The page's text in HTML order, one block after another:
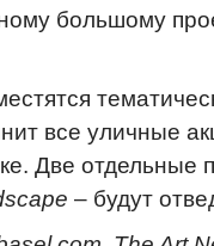
большому
все уличные
Две отдельные
– будут